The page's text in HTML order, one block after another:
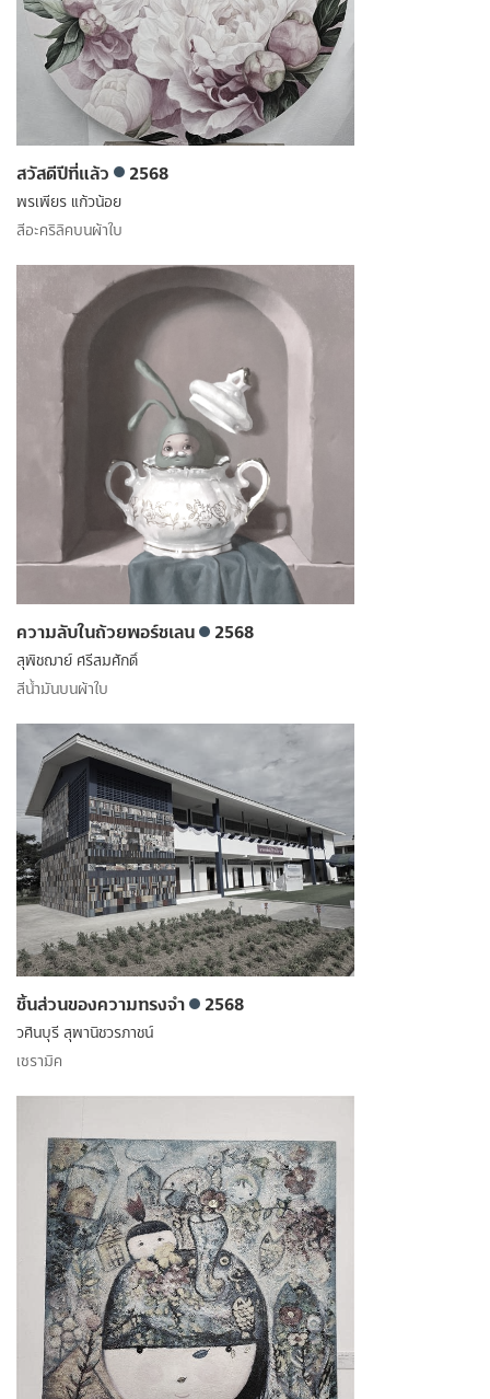
สวัสดีปีที่แล้ว 2568
พรเพียร แก้วน้อย
สีอะคริลิคบนผ้าใบ
ความลับในถ้วยพอร์ชเลน 2568
สุพิชฌาย์ ศรีสมศักดิ์
สีน้ำมันบนผ้าใบ
ชิ้นส่วนของความทรงจำ 2568
วศินบุรี สุพานิชวรภาชน์
เซรามิค